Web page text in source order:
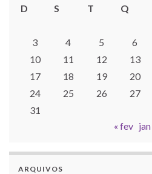
D
S T Q
3
4 5 6
10
11 12 13
17
18 19 20
24
25 26 27
31
« fev jan
ARQUIVOS